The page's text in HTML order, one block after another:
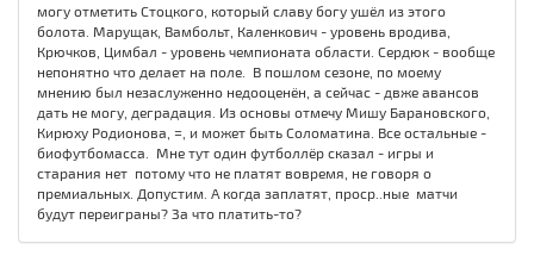
могу отметить Стоцкого, который славу богу ушёл из этого
болота. Марущак, Вамбольт, Каленкович - уровень вродива,
Крючков, Цимбал - уровень чемпионата области. Сердюк - вообще
непонятно что делает на поле. В пошлом сезоне, по моему
мнению был незаслуженно недооценён, а сейчас - двже авансов
дать не могу, деградация. Из основы отмечу Мишу Барановского,
Кирюху Родионова, =, и может быть Соломатина. Все остальные -
биофутбомасса. Мне тут один футболлёр сказал - игры и
старания нет потому что не платят вовремя, не говоря о
премиальных. Допустим. А когда заплатят, проср..ные матчи
будут переиграны? За что платить-то?